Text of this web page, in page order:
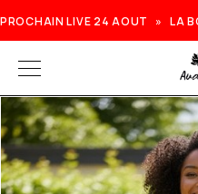
PROCHAIN LIVE 24 AOUT » LA